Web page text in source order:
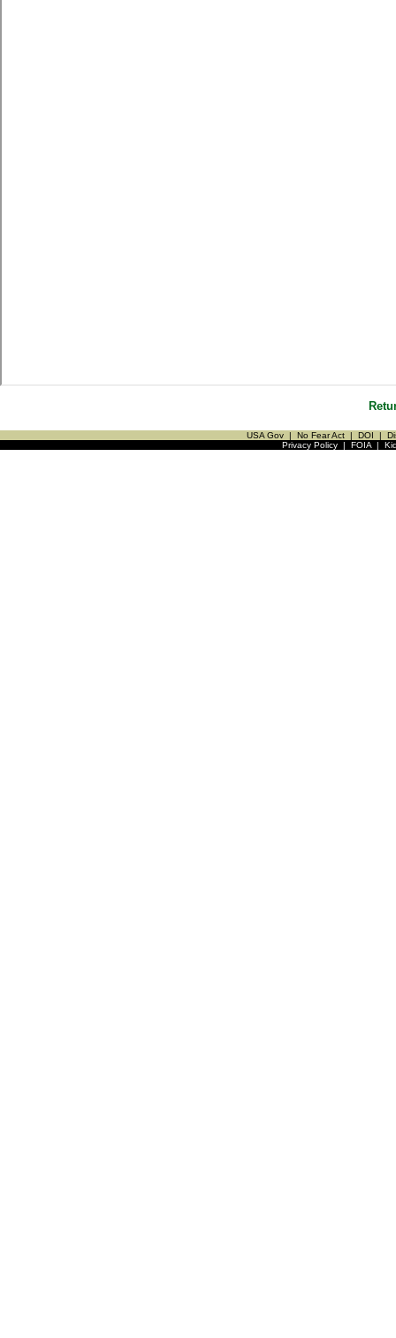
USA Gov | No Fear Act | DOI |
Privacy Policy| FOIA|